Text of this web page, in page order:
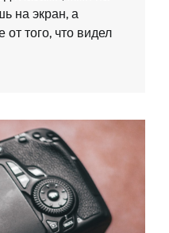
на экран, а
от того, что видел